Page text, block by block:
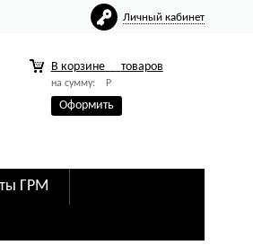
Личный кабинет
В корзине товаров
на сумму: Р
Оформить
ГРМ